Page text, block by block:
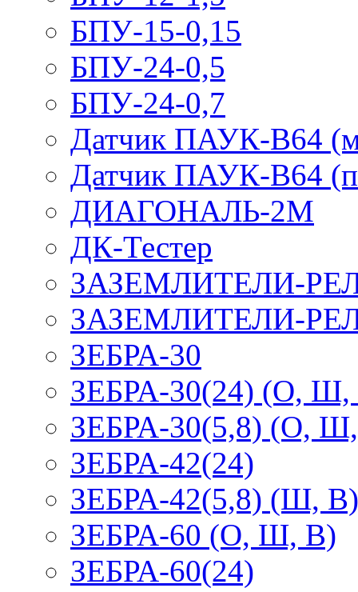
БПУ-15-0,15
БПУ-24-0,5
БПУ-24-0,7
Датчик ПАУК-В64
Датчик ПАУК-В64
ДИАГОНАЛЬ-2М
ДК-Тестер
ЗАЗЕМЛИТЕЛИ-
ЗАЗЕМЛИТЕЛИ-
ЗЕБРА-30
ЗЕБРА-30(24) (О,
ЗЕБРА-30(5,8) (О,
ЗЕБРА-42(24)
ЗЕБРА-42(5,8) (Ш, В)
ЗЕБРА-60 (О, Ш, В)
ЗЕБРА-60(24)